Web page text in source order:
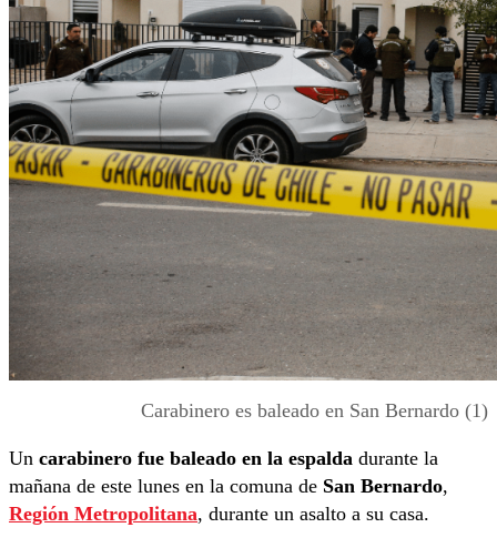
Carabinero es baleado en San Bernardo (1)
Un carabinero fue baleado en la espalda durante la
mañana de este lunes en la comuna de San Bernardo,
Región Metropolitana, durante un asalto a su casa.